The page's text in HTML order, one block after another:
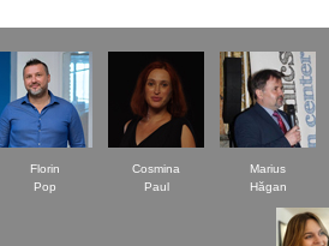
Florin
Pop
Cosmina
Paul
Marius
Hăgan